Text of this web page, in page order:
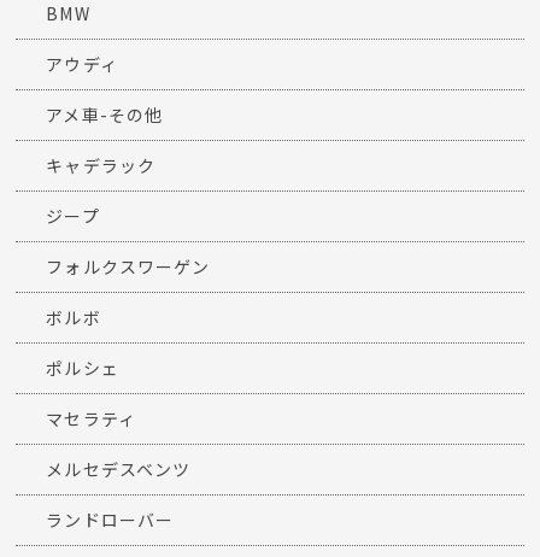
BMW
アウディ
アメ車-その他
キャデラック
ジープ
フォルクスワーゲン
ボルボ
ポルシェ
マセラティ
メルセデスベンツ
ランドローバー